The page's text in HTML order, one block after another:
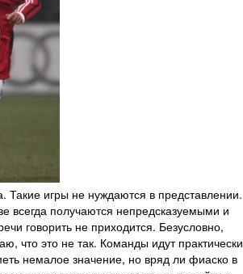
Такие игры не нуждаются в представлении.
получаются непредсказуемыми и
говорить не приходится. Безусловно,
что это не так. Команды идут практически
немалое значение, но вряд ли фиаско в